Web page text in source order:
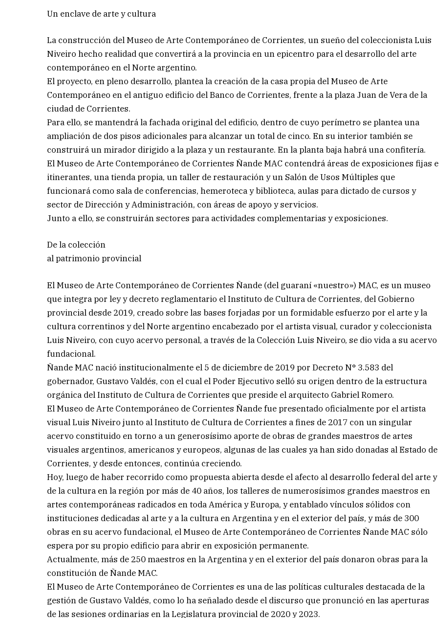
Un enclave de arte y cultura
La construcción del Museo de Arte Contemporáneo de Corrientes, un sueño del coleccionista Luis
Niveiro hecho realidad que convertirá a la provincia en un epicentro para el desarrollo del arte
contemporáneo en el Norte argentino.
El proyecto, en pleno desarrollo, plantea la creación de la casa propia del Museo de Arte
Contemporáneo en el antiguo edificio del Banco de Corrientes, frente a la plaza Juan de Vera de la
ciudad de Corrientes.
Para ello, se mantendrá la fachada original del edificio, dentro de cuyo perímetro se plantea una
ampliación de dos pisos adicionales para alcanzar un total de cinco. En su interior también se
construirá un mirador dirigido a la plaza y un restaurante. En la planta baja habrá una confitería.
El Museo de Arte Contemporáneo de Corrientes Ñande MAC contendrá áreas de exposiciones fijas e
itinerantes, una tienda propia, un taller de restauración y un Salón de Usos Múltiples que
funcionará como sala de conferencias, hemeroteca y biblioteca, aulas para dictado de cursos y
sector de Dirección y Administración, con áreas de apoyo y servicios.
Junto a ello, se construirán sectores para actividades complementarias y exposiciones.
De la colección
al patrimonio provincial
El Museo de Arte Contemporáneo de Corrientes Ñande (del guaraní «nuestro») MAC, es un museo
que integra por ley y decreto reglamentario el Instituto de Cultura de Corrientes, del Gobierno
provincial desde 2019, creado sobre las bases forjadas por un formidable esfuerzo por el arte y la
cultura correntinos y del Norte argentino encabezado por el artista visual, curador y coleccionista
Luis Niveiro, con cuyo acervo personal, a través de la Colección Luis Niveiro, se dio vida a su acervo
fundacional.
Ñande MAC nació institucionalmente el 5 de diciembre de 2019 por Decreto N° 3.583 del
gobernador, Gustavo Valdés, con el cual el Poder Ejecutivo selló su origen dentro de la estructura
orgánica del Instituto de Cultura de Corrientes que preside el arquitecto Gabriel Romero.
El Museo de Arte Contemporáneo de Corrientes Ñande fue presentado oficialmente por el artista
visual Luis Niveiro junto al Instituto de Cultura de Corrientes a fines de 2017 con un singular
acervo constituido en torno a un generosísimo aporte de obras de grandes maestros de artes
visuales argentinos, americanos y europeos, algunas de las cuales ya han sido donadas al Estado de
Corrientes, y desde entonces, continúa creciendo.
Hoy, luego de haber recorrido como propuesta abierta desde el afecto al desarrollo federal del arte y
de la cultura en la región por más de 40 años, los talleres de numerosísimos grandes maestros en
artes contemporáneas radicados en toda América y Europa, y entablado vínculos sólidos con
instituciones dedicadas al arte y a la cultura en Argentina y en el exterior del país, y más de 300
obras en su acervo fundacional, el Museo de Arte Contemporáneo de Corrientes Ñande MAC sólo
espera por su propio edificio para abrir en exposición permanente.
Actualmente, más de 250 maestros en la Argentina y en el exterior del país donaron obras para la
constitución de Ñande MAC.
El Museo de Arte Contemporáneo de Corrientes es una de las políticas culturales destacada de la
gestión de Gustavo Valdés, como lo ha señalado desde el discurso que pronunció en las aperturas
de las sesiones ordinarias en la Legislatura provincial de 2020 y 2023.